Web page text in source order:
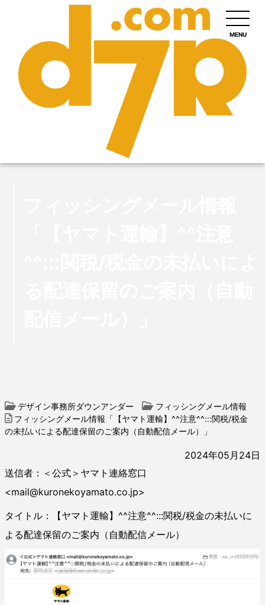
MENU
デザイン事務所ダウンアンダー
フィッシングメール情報
フィッシングメール情報「【ヤマト運輸】^^注意^^:::関税/税金
の未払いによる配達保留のご案内（自動配信メール）」
2024年05月24日
送信者：＜公式＞ヤマト連絡窓口
<mail@kuronekoyamato.co.jp>
タイトル：【ヤマト運輸】^^注意^^:::関税/税金の未払いに
よる配達保留のご案内（自動配信メール）